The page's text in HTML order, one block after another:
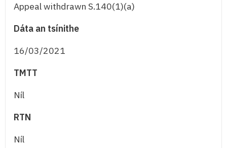
Appeal withdrawn S.140(1)(a)
Dáta an tsínithe
16/03/2021
TMTT
Níl
RTN
Níl